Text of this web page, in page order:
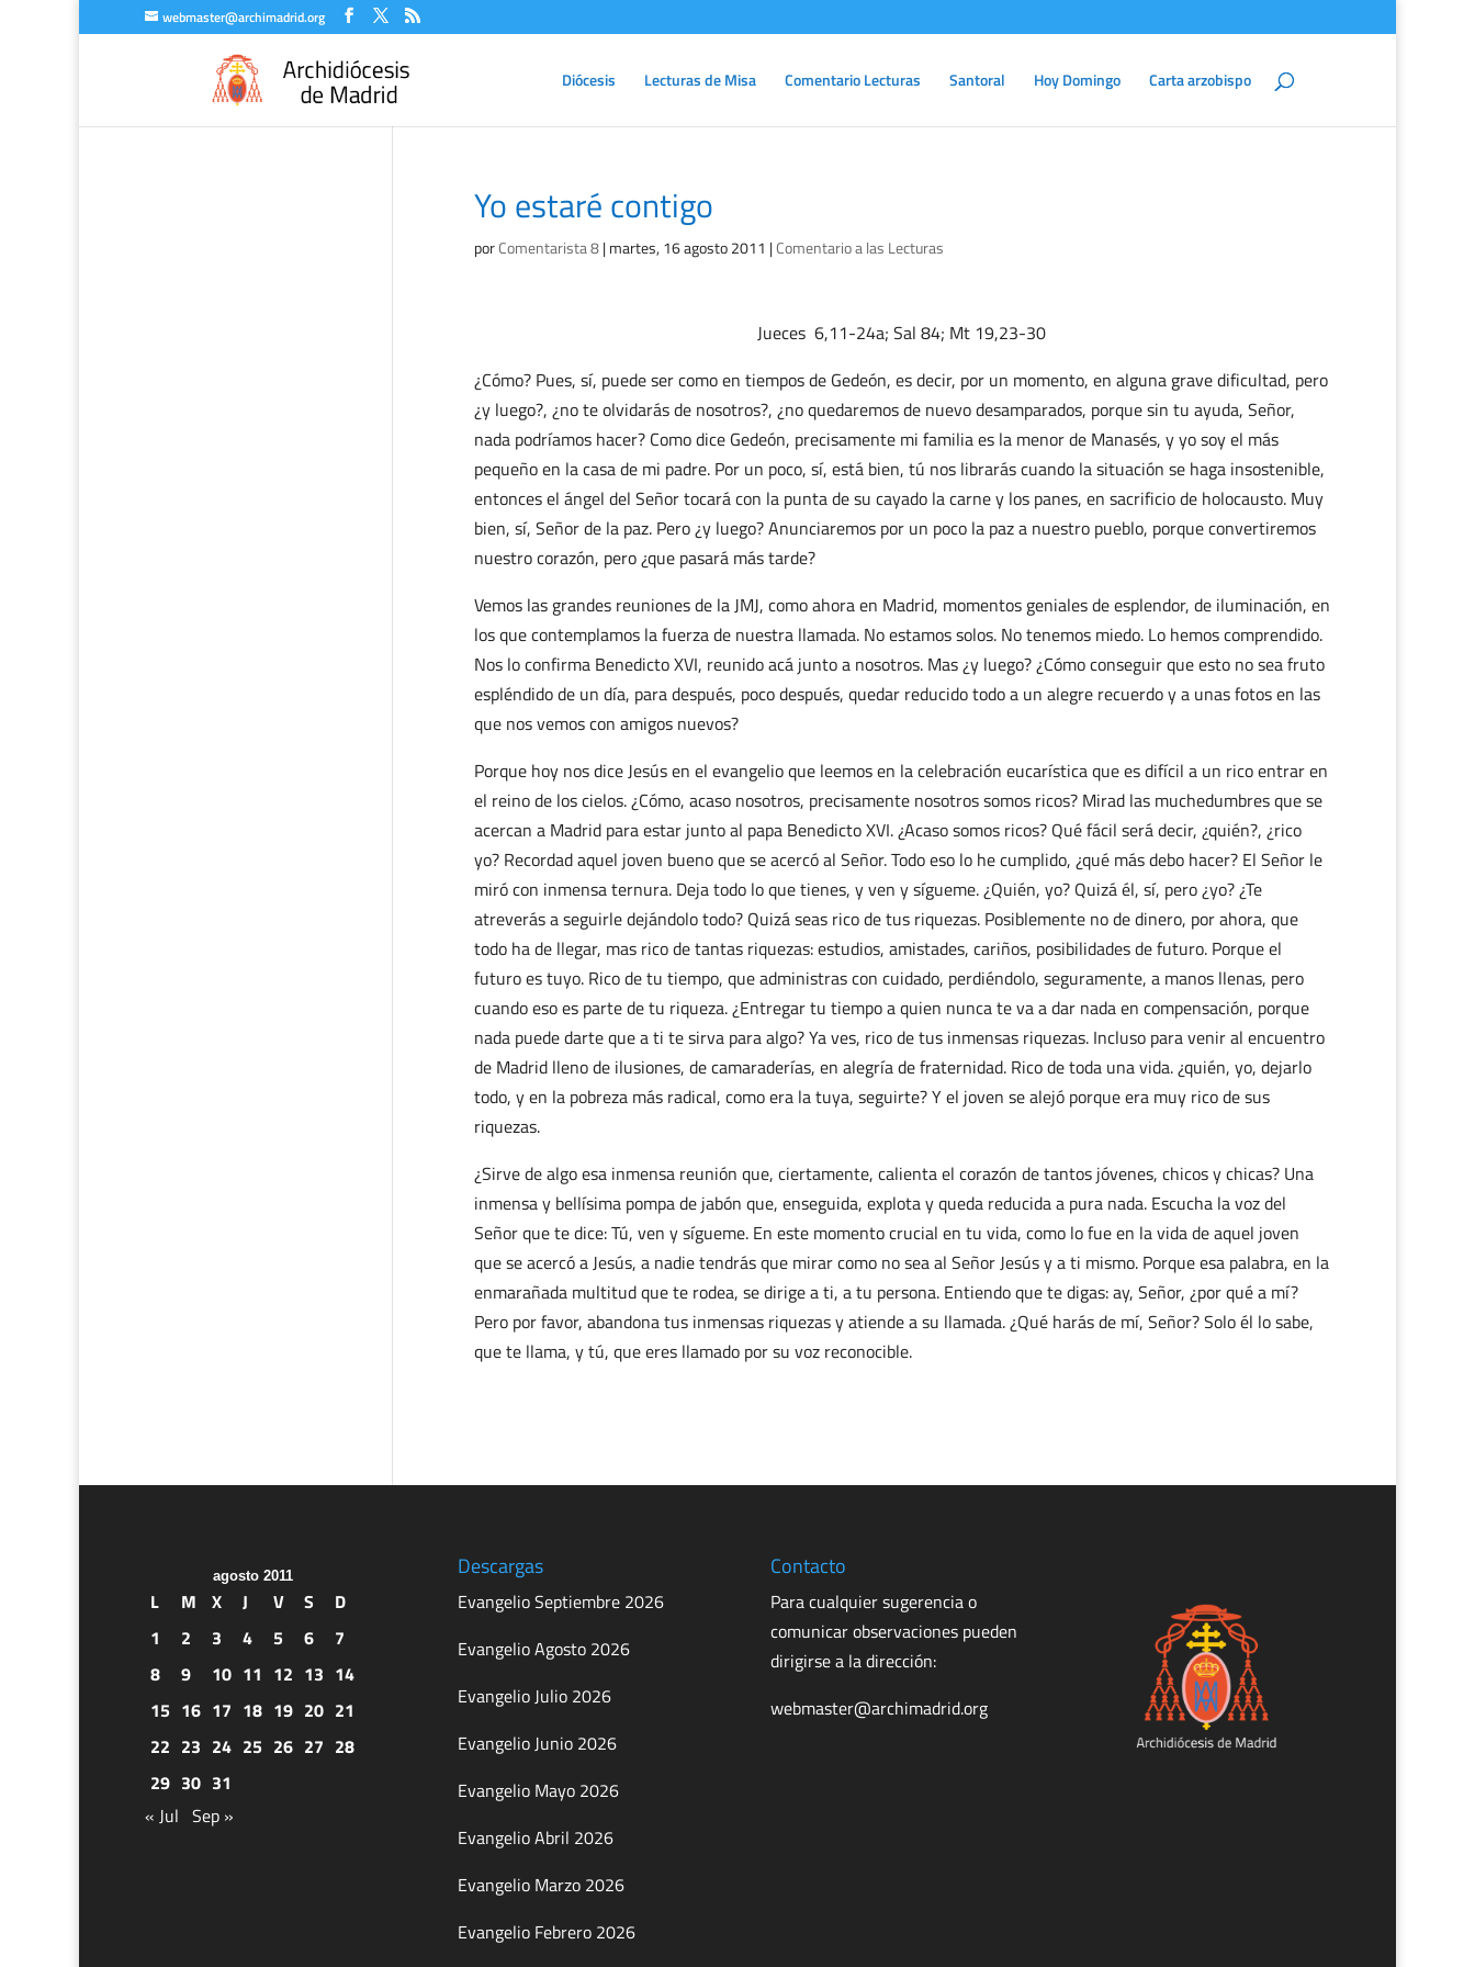
webmaster@archimadrid.org
Diócesis Lecturas de Misa Comentario Lecturas Santoral Hoy Domingo Carta arzobispo
Yo estaré contigo
porComentarista 8|martes, 16 agosto 2011 |Comentario a las Lecturas
Jueces 6,11-24a; Sal 84; Mt 19,23-30
¿Cómo? Pues, sí, puede ser como en tiempos de Gedeón, es decir, por un momento, en alguna grave dificultad, pero
¿y luego?, ¿no te olvidarás de nosotros?, ¿no quedaremos de nuevo desamparados, porque sin tu ayuda, Señor,
nada podríamos hacer? Como dice Gedeón, precisamente mi familia es la menor de Manasés, y yo soy el más
pequeño en la casa de mi padre. Por un poco, sí, está bien, tú nos librarás cuando la situación se haga insostenible,
entonces el ángel del Señor tocará con la punta de su cayado la carne y los panes, en sacrificio de holocausto. Muy
bien, sí, Señor de la paz. Pero ¿y luego? Anunciaremos por un poco la paz a nuestro pueblo, porque convertiremos
nuestro corazón, pero ¿que pasará más tarde?
Vemos las grandes reuniones de la JMJ, como ahora en Madrid, momentos geniales de esplendor, de iluminación, en
los que contemplamos la fuerza de nuestra llamada. No estamos solos. No tenemos miedo. Lo hemos comprendido.
Nos lo confirma Benedicto XVI, reunido acá junto a nosotros. Mas ¿y luego? ¿Cómo conseguir que esto no sea fruto
espléndido de un día, para después, poco después, quedar reducido todo a un alegre recuerdo y a unas fotos en las
que nos vemos con amigos nuevos?
Porque hoy nos dice Jesús en el evangelio que leemos en la celebración eucarística que es difícil a un rico entrar en
el reino de los cielos. ¿Cómo, acaso nosotros, precisamente nosotros somos ricos? Mirad las muchedumbres que se
acercan a Madrid para estar junto al papa Benedicto XVI. ¿Acaso somos ricos? Qué fácil será decir, ¿quién?, ¿rico
yo? Recordad aquel joven bueno que se acercó al Señor. Todo eso lo he cumplido, ¿qué más debo hacer? El Señor le
miró con inmensa ternura. Deja todo lo que tienes, y ven y sígueme. ¿Quién, yo? Quizá él, sí, pero ¿yo? ¿Te
atreverás a seguirle dejándolo todo? Quizá seas rico de tus riquezas. Posiblemente no de dinero, por ahora, que
todo ha de llegar, mas rico de tantas riquezas: estudios, amistades, cariños, posibilidades de futuro. Porque el
futuro es tuyo. Rico de tu tiempo, que administras con cuidado, perdiéndolo, seguramente, a manos llenas, pero
cuando eso es parte de tu riqueza. ¿Entregar tu tiempo a quien nunca te va a dar nada en compensación, porque
nada puede darte que a ti te sirva para algo? Ya ves, rico de tus inmensas riquezas. Incluso para venir al encuentro
de Madrid lleno de ilusiones, de camaraderías, en alegría de fraternidad. Rico de toda una vida. ¿quién, yo, dejarlo
todo, y en la pobreza más radical, como era la tuya, seguirte? Y el joven se alejó porque era muy rico de sus
riquezas.
¿Sirve de algo esa inmensa reunión que, ciertamente, calienta el corazón de tantos jóvenes, chicos y chicas? Una
inmensa y bellísima pompa de jabón que, enseguida, explota y queda reducida a pura nada. Escucha la voz del
Señor que te dice: Tú, ven y sígueme. En este momento crucial en tu vida, como lo fue en la vida de aquel joven
que se acercó a Jesús, a nadie tendrás que mirar como no sea al Señor Jesús y a ti mismo. Porque esa palabra, en la
enmarañada multitud que te rodea, se dirige a ti, a tu persona. Entiendo que te digas: ay, Señor, ¿por qué a mí?
Pero por favor, abandona tus inmensas riquezas y atiende a su llamada. ¿Qué harás de mí, Señor? Solo él lo sabe,
que te llama, y tú, que eres llamado por su voz reconocible.
agosto 2011
L M X J V S
D
1
2 3 4 5 6
7
8
9 10 11 12 13 14
15 16 17 18 19 20 21
22 23 24 25 26 27 28
29 30 31
« Jul Sep »
Descargas
Evangelio Septiembre 2026
Evangelio Agosto 2026
Evangelio Julio 2026
Evangelio Junio 2026
Evangelio Mayo 2026
Evangelio Abril 2026
Evangelio Marzo 2026
Evangelio Febrero 2026
Contacto
Para cualquier sugerencia o
comunicar observaciones pueden
dirigirse a la dirección:
webmaster@archimadrid.org